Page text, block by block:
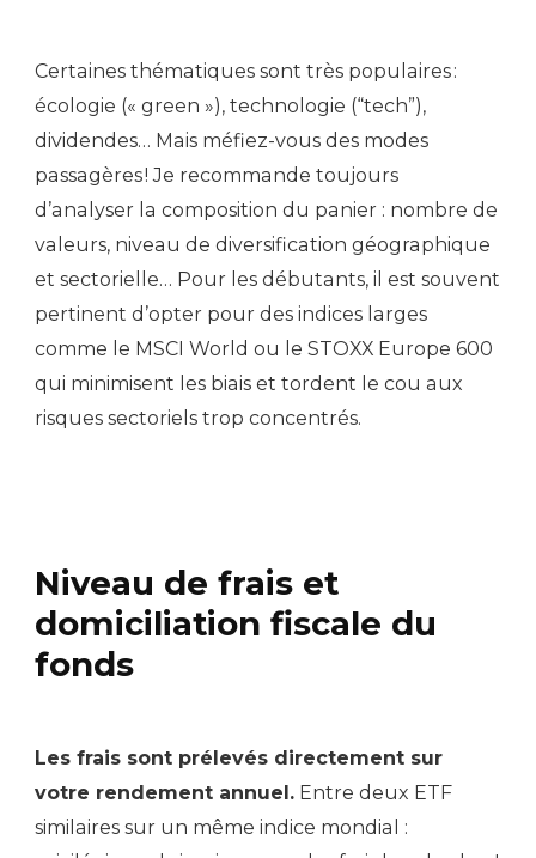
Certaines thématiques sont très populaires :
écologie (« green »), technologie (“tech”),
dividendes… Mais méfiez-vous des modes
passagères ! Je recommande toujours
d’analyser la composition du panier : nombre de
valeurs, niveau de diversification géographique
et sectorielle… Pour les débutants, il est souvent
pertinent d’opter pour des indices larges
comme le MSCI World ou le STOXX Europe 600
qui minimisent les biais et tordent le cou aux
risques sectoriels trop concentrés.
Niveau de frais et
domiciliation fiscale du
fonds
Les frais sont prélevés directement sur
votre rendement annuel. Entre deux ETF
similaires sur un même indice mondial :